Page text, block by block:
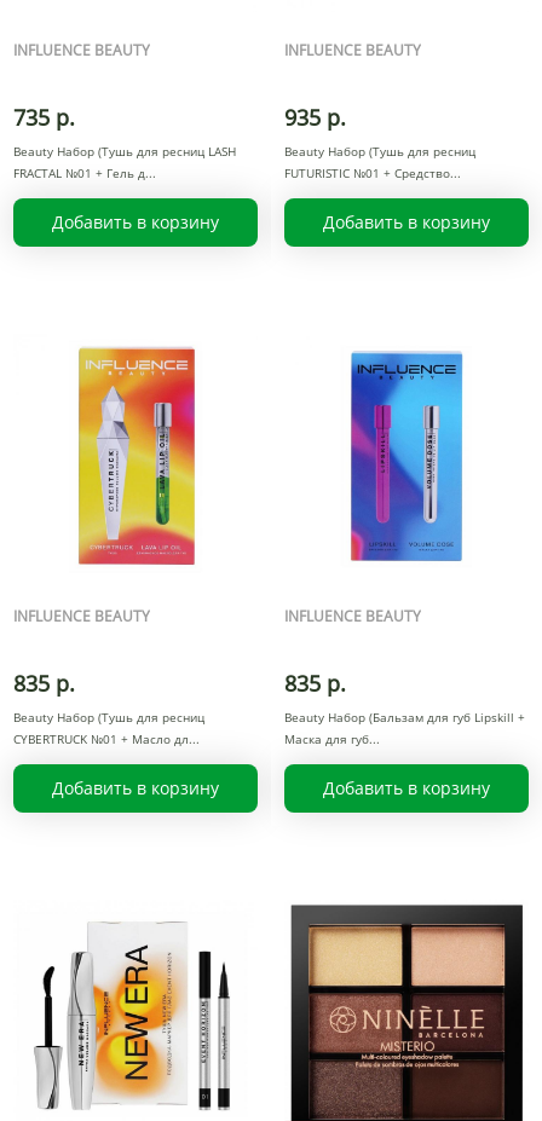
INFLUENCE BEAUTY
735 р.
Beauty Набор (Тушь для ресниц LASH
FRACTAL №01 + Гель д
Добавить в корзину
INFLUENCE BEAUTY
935 р.
Beauty Набор (Тушь для ресниц
FUTURISTIC №01 + Средство
Добавить в корзину
INFLUENCE BEAUTY
835 р.
Beauty Набор (Тушь для ресниц
CYBERTRUCK №01 + Масло дл
Добавить в корзину
INFLUENCE BEAUTY
835 р.
Beauty Набор (Бальзам для губ Lipskill +
Маска для губ
Добавить в корзину